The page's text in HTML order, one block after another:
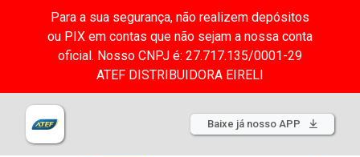
Para a sua segurança, não realizem depósitos
ou PIX em contas que não sejam a nossa conta
oficial. Nosso CNPJ é: 27.717.135/0001-29
ATEF DISTRIBUIDORA EIRELI
Baixe já nosso APP